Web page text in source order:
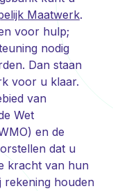
Maatwerk.
voor hulp;
nodig
Dan staan
voor u klaar.
van
Wet
en de
dat u
kracht van hun
rekening houden